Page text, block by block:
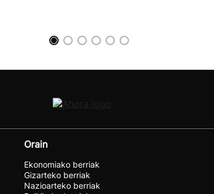
Orain
Ekonomiako berriak
Gizarteko berriak
Nazioarteko berriak